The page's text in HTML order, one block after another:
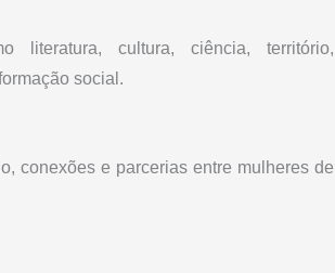
literatura, cultura, ciência, território,
social.
conexões e parcerias entre mulheres de